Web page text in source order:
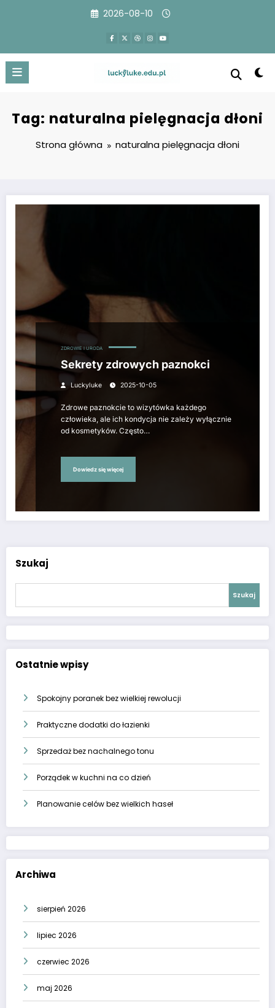
2026-08-10
Tag: naturalna pielęgnacja dłoni
Strona główna naturalna pielęgnacja dłoni
ZDROWIE I URODA
Sekrety zdrowych paznokci
Luckyluke 2025-10-05
Zdrowe paznokcie to wizytówka każdego
człowieka, ale ich kondycja nie zależy wyłącznie
od kosmetyków. Często…
Dowiedz się więcej
Szukaj
Szukaj
Ostatnie wpisy
Spokojny poranek bez wielkiej rewolucji
Praktyczne dodatki do łazienki
Sprzedaż bez nachalnego tonu
Porządek w kuchni na co dzień
Planowanie celów bez wielkich haseł
Archiwa
sierpień 2026
lipiec 2026
czerwiec 2026
maj 2026